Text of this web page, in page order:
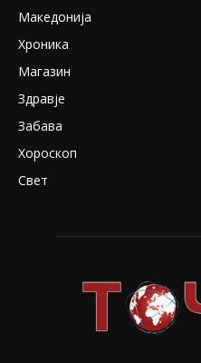
Македонија
Хроника
Магазин
Здравје
Забава
Хороскоп
Свет